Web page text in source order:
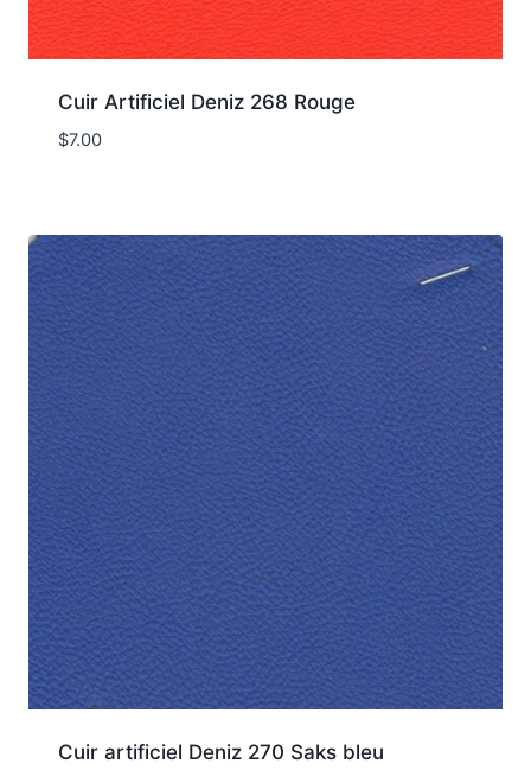
Cuir Artificiel Deniz 268 Rouge
$7.00
Cuir artificiel Deniz 270 Saks bleu